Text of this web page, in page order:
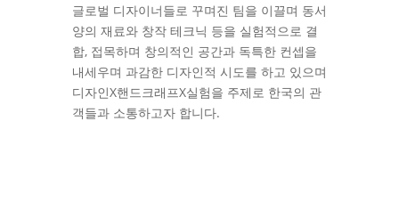
글로벌 디자이너들로 꾸며진 팀을 이끌며 동서
양의 재료와 창작 테크닉 등을 실험적으로 결
합, 접목하며 창의적인 공간과 독특한 컨셉을
내세우며 과감한 디자인적 시도를 하고 있으며
디자인X핸드크래프X실험을 주제로 한국의 관
객들과 소통하고자 합니다.